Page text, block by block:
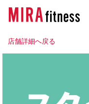
店舗詳細へ戻る